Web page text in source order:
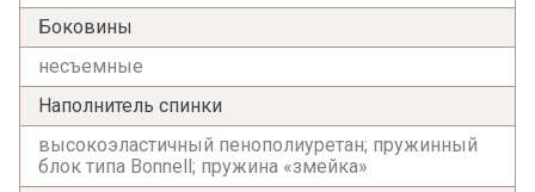
Боковины
несъемные
Наполнитель спинки
высокоэластичный пенополиуретан; пружинный
блок типа Bonnell; пружина «змейка»